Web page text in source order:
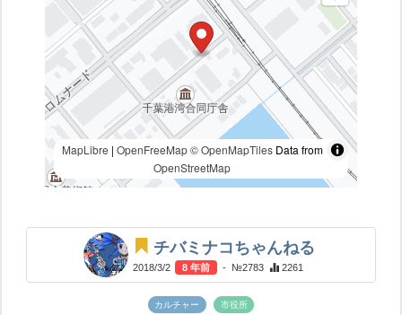
MapLibre | OpenFreeMap © OpenMapTilesData from
OpenStreetMap
チバミナコちゃんねる
2018/3/2 8 年前 - №2783 2261
カルチャー 市役所